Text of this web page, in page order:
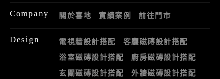
Company 關於喜地 實績案例 前往門市
Design 電視牆設計搭配
客廳磁磚設計搭配
浴室磁磚設計搭配
廚房磁磚設計搭配
玄關磁磚設計搭配
外牆磁磚設計搭配